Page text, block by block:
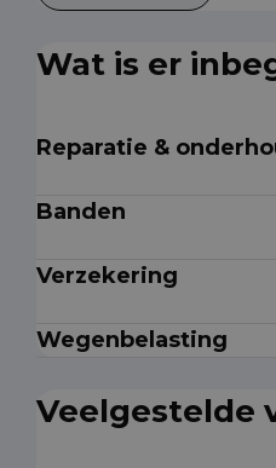
Wat is er
Reparatie &
Banden
Verzekering
Wegenbelasting
Veelgestelde